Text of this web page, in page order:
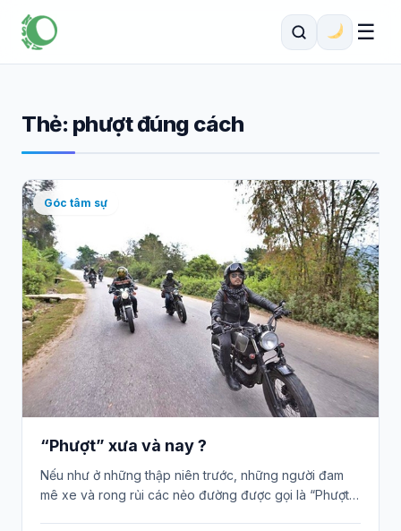
☰
Thẻ: phượt đúng cách
Góc tâm sự
“Phượt” xưa và nay ?
Nếu như ở những thập niên trước, những người đam
mê xe và rong rủi các nẻo đường được gọi là “Phượt…